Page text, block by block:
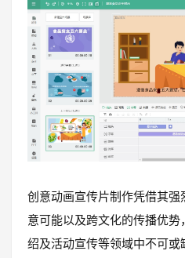
创意动画宣传片制作凭借其
意可能以及跨文化的传播优
绍及活动宣传等领域中不可